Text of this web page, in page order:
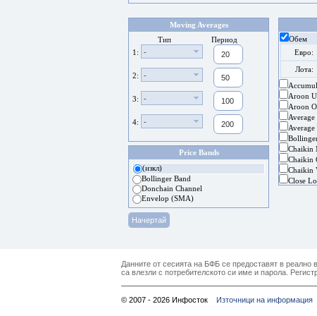
Moving Averages
Тип
Период
1:
-
2: -
3: -
4: -
Price Bands
(изкл)
Bollinger Band
Donchain Channel
Envelop (SMA)
Обем
Евро:
Лота:
Aroon
Aroon
Chaikin
Chaikin
Chaikin
Close
Данните от сесията на БФБ се предоставят в реално
са влезли с потребителското си име и парола.
© 2007 - 2026 Инфосток Източници на информация